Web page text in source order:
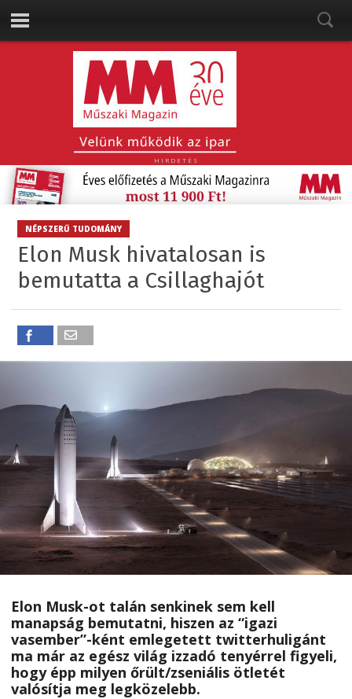
HIRDETÉS
NÉPSZERŰ TUDOMÁNY
Elon Musk hivatalosan is
bemutatta a Csillaghajót
Elon Musk-ot talán senkinek sem kell
manapság bemutatni, hiszen az “igazi
vasember”-ként emlegetett twitterhuligánt
ma már az egész világ izzadó tenyérrel figyeli,
hogy épp milyen őrült/zseniális ötletét
valósítja meg legközelebb.